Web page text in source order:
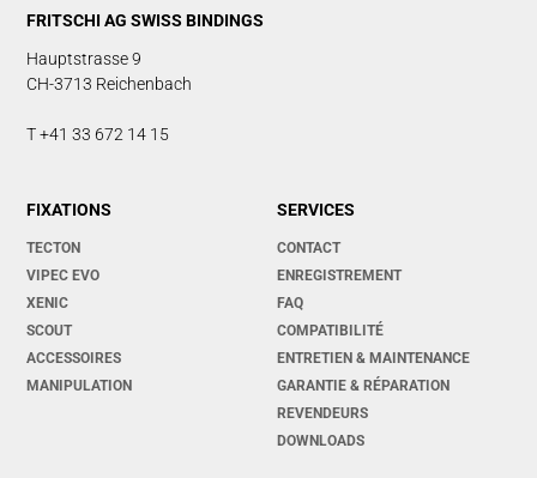
FRITSCHI AG SWISS BINDINGS
Hauptstrasse 9
CH-3713 Reichenbach
T +41 33 672 14 15
FIXATIONS
TECTON
VIPEC EVO
XENIC
SCOUT
ACCESSOIRES
MANIPULATION
SERVICES
CONTACT
ENREGISTREMENT
FAQ
COMPATIBILITÉ
ENTRETIEN & MAINTENANCE
GARANTIE & RÉPARATION
REVENDEURS
DOWNLOADS